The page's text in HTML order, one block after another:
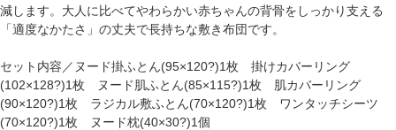
減します。大人に比べてやわらかい赤ちゃんの背骨をしっかり支える
「適度なかたさ」の丈夫で長持ちな敷き布団です。
セット内容／ヌード掛ふとん(95×120?)1枚 掛けカバーリング
(102×128?)1枚 ヌード肌ふとん(85×115?)1枚 肌カバーリング
(90×120?)1枚 ラジカル敷ふとん(70×120?)1枚 ワンタッチシーツ
(70×120?)1枚 ヌード枕(40×30?)1個